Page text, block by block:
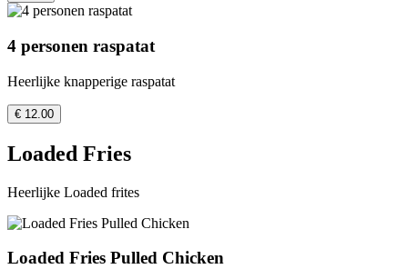
4 personen raspatat
Heerlijke knapperige raspatat
€ 12.00
Loaded Fries
Heerlijke Loaded frites
Loaded Fries Pulled Chicken